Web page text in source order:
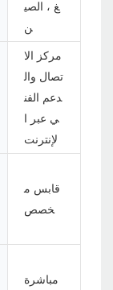
غ ، الصي
ن
مركز الا
تصال وال
دعم الفن
ي عبر ا
لإنترنت
قابس م
خصص
مباشرة